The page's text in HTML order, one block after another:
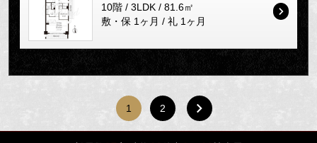
10階 / 3LDK / 81.6㎡
敷・保 1ヶ月 / 礼 1ヶ月
1 2